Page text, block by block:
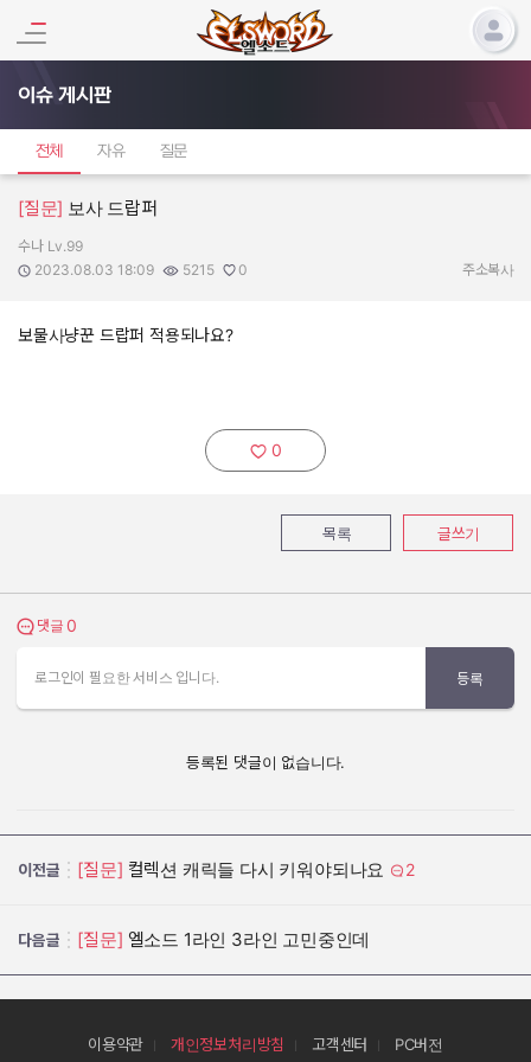
이슈 게시판
전체 자유 질문
[질문] 보사 드랍퍼
작성자:
수나 Lv.99
작성일:
2023.08.03 18:09
조회수:
5215
추천수:
0 주소복사
보물사냥꾼 드랍퍼 적용되나요?
추천하기:
0
목록 글쓰기
댓글 보기
댓글 0
로그인이 필요한 서비스 입니다. 등록
등록된 댓글이 없습니다.
이전글 [질문] 컬렉션 캐릭들 다시 키워야되나요 2
다음글 [질문] 엘소드 1라인 3라인 고민중인데
이용약관 개인정보처리방침 고객센터 PC버전